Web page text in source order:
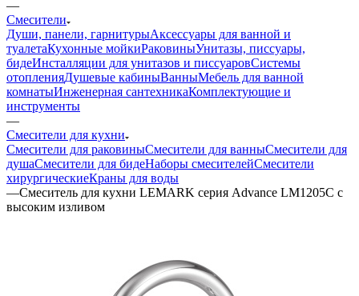
—
Смесители
Души, панели, гарнитурыАксессуары для ванной и
туалетаКухонные мойкиРаковиныУнитазы, писсуары,
бидеИнсталляции для унитазов и писсуаровСистемы
отопленияДушевые кабиныВанныМебель для ванной
комнатыИнженерная сантехникаКомплектующие и
инструменты
—
Смесители для кухни
Смесители для раковиныСмесители для ванныСмесители для
душаСмесители для бидеНаборы смесителейСмесители
хирургическиеКраны для воды
—Смеситель для кухни LEMARK серия Advance LM1205C с
высоким изливом